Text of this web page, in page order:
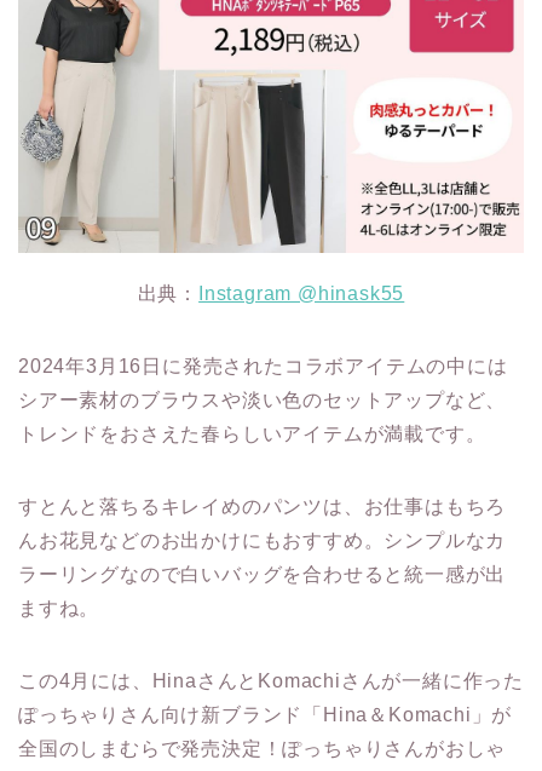
出典： Instagram @hinask55
2024年3月16日に発売されたコラボアイテムの中には
シアー素材のブラウスや淡い色のセットアップなど、
トレンドをおさえた春らしいアイテムが満載です。
すとんと落ちるキレイめのパンツは、お仕事はもちろ
んお花見などのお出かけにもおすすめ。シンプルなカ
ラーリングなので白いバッグを合わせると統一感が出
ますね。
この4月には、HinaさんとKomachiさんが一緒に作った
ぽっちゃりさん向け新ブランド「Hina＆Komachi」が
全国のしまむらで発売決定！ぽっちゃりさんがおしゃ